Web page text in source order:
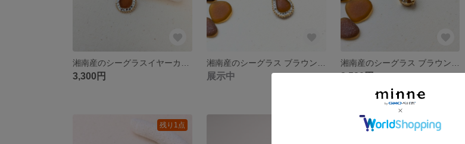
3,300円 展示中 3,520円
残り1点